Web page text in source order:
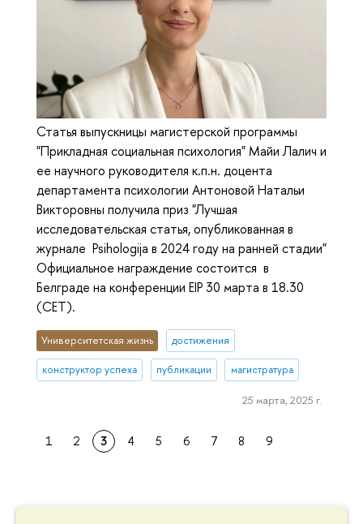
Статья выпускницы магистерской программы
"Прикладная социальная психология" Майи Лалич и
ее научного руководителя к.п.н. доцента
департамента психологии Антоновой Натальи
Викторовны получила приз "Лучшая
исследовательская статья, опубликованная в
журнале Psihologija в 2024 году на ранней стадии"
Официальное награждение состоится в
Белграде на конференции EIP 30 марта в 18.30
(CET).
Университетская жизнь достижения
конструктор успеха публикации магистратура
25 марта, 2025 г.
1 2 3 4 5 6 7 8 9